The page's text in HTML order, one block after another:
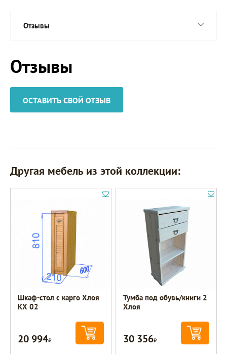
Отзывы
Отзывы
ОСТАВИТЬ СВОЙ ОТЗЫВ
Другая мебель из этой коллекции:
Шкаф-стол с карго Хлоя
КХ 02
20 994Р
Тумба под обувь/книги 2
Хлоя
30 356Р